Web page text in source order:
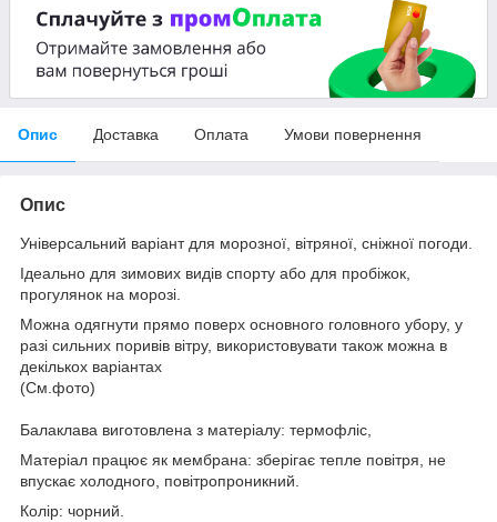
Опис Доставка Оплата Умови повернення
Опис
Універсальний варіант для морозної, вітряної, сніжної погоди.
Ідеально для зимових видів спорту або для пробіжок,
прогулянок на морозі.
Можна одягнути прямо поверх основного головного убору, у
разі сильних поривів вітру, використовувати також можна в
декількох варіантах
(См.фото)
Балаклава виготовлена з матеріалу: термофліс,
Матеріал працює як мембрана: зберігає тепле повітря, не
впускає холодного, повітропроникний.
Колір: чорний.